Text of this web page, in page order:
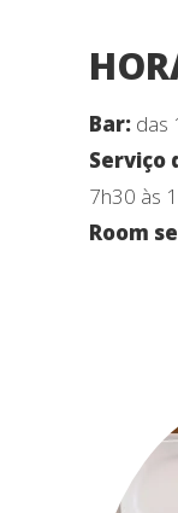
Bar: das
Serviço
7h30 às
Room